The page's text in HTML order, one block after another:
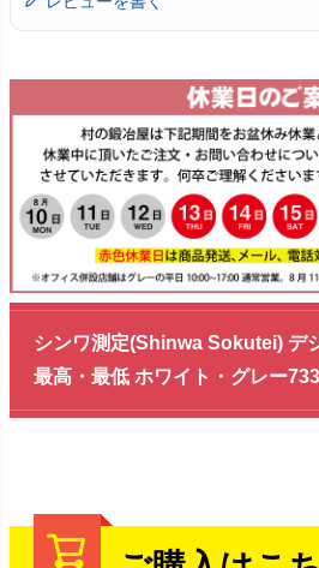
シンワ測定(Shinwa Sokutei) デ
最高・最低 ホワイト・グレー